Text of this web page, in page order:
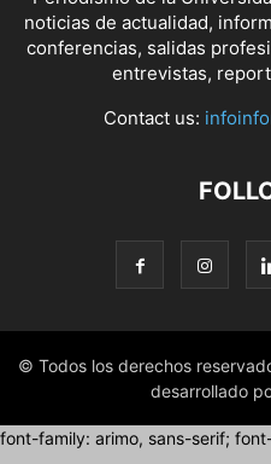
noticias de actualidad,
conferencias, salidas
entrevistas,
Contact us:
© Todos los derechos
desarrollado
font-family: arimo, sans-serif;